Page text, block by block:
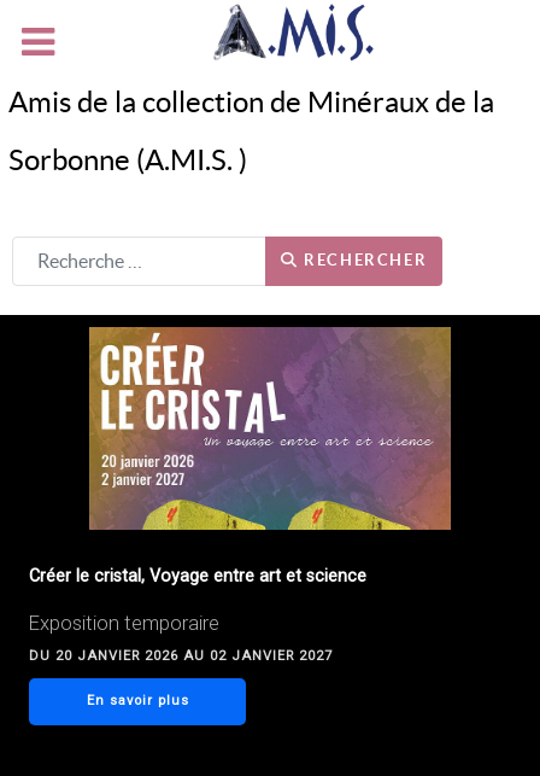
Amis de la collection de Minéraux de la
Sorbonne (A.MI.S. )
RECHERCHER
Créer le cristal, Voyage entre art et science
Exposition temporaire
DU 20 JANVIER 2026 AU 02 JANVIER 2027
En savoir plus